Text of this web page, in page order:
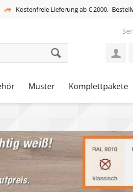
Kostenfreie Lieferung ab € 2000,-
Muster Komplettpakete